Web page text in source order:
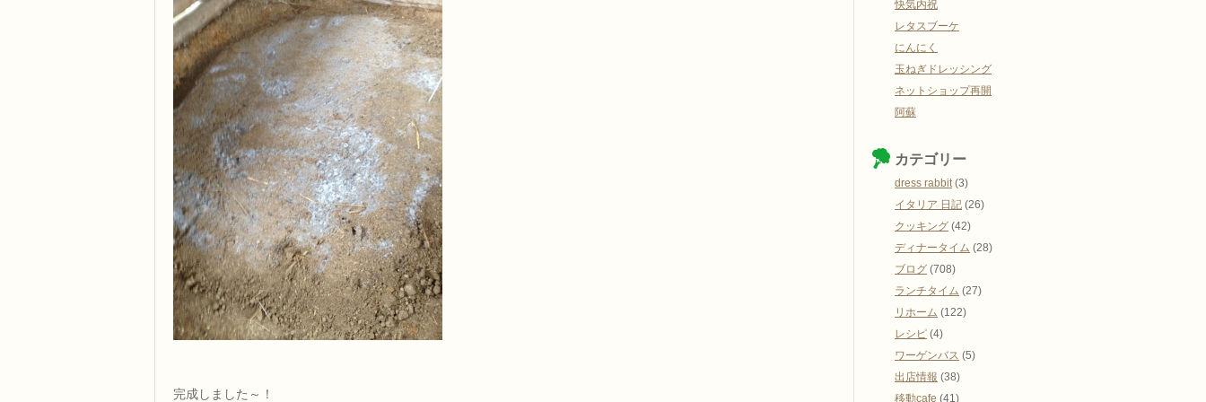
完成しました～！
快気内祝
レタスブーケ
にんにく
玉ねぎドレッシング
ネットショップ再開
阿蘇
カテゴリー
dress rabbit(3)
イタリア 日記 (26)
クッキング (42)
ディナータイム (28)
ブログ (708)
ランチタイム (27)
リホーム (122)
レシピ (4)
ワーゲンバス (5)
出店情報 (38)
移動cafe (41)